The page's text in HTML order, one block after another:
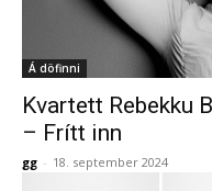
Á döfinni
Kvartett Rebekku
– Frítt inn
gg - 18. september 2024